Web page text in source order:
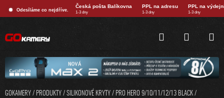
Odesíláme co nejdříve.
Česká pošta Balíkovna PPL na adresu PPL na
1-3 dny 1-3 dny 1-3 dny
HLEDAT NÁKUPNÍ
KOŠÍK
GOKAMERY / PRODUKTY / SILIKONOVÉ KRYTY / PRO HERO 9/10/11/12/13 BLACK /